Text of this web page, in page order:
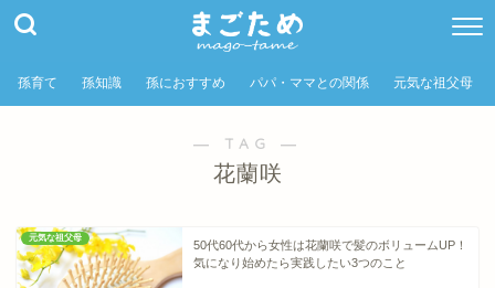
孫育て 孫知識 孫におすすめ パパ・ママとの関係 元気な祖父母
― TAG ―
花蘭咲
元気な祖父母
50代60代から女性は花蘭咲で髪のボリュームUP！
気になり始めたら実践したい3つのこと